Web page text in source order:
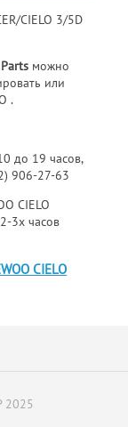
CIELO 3/5D
можно
или
.
до 19 часов,
906-27-63
CIELO
3х часов
CIELO
2025